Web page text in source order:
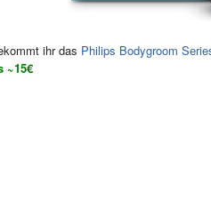
ihr das Philips Bodygroom
~15€